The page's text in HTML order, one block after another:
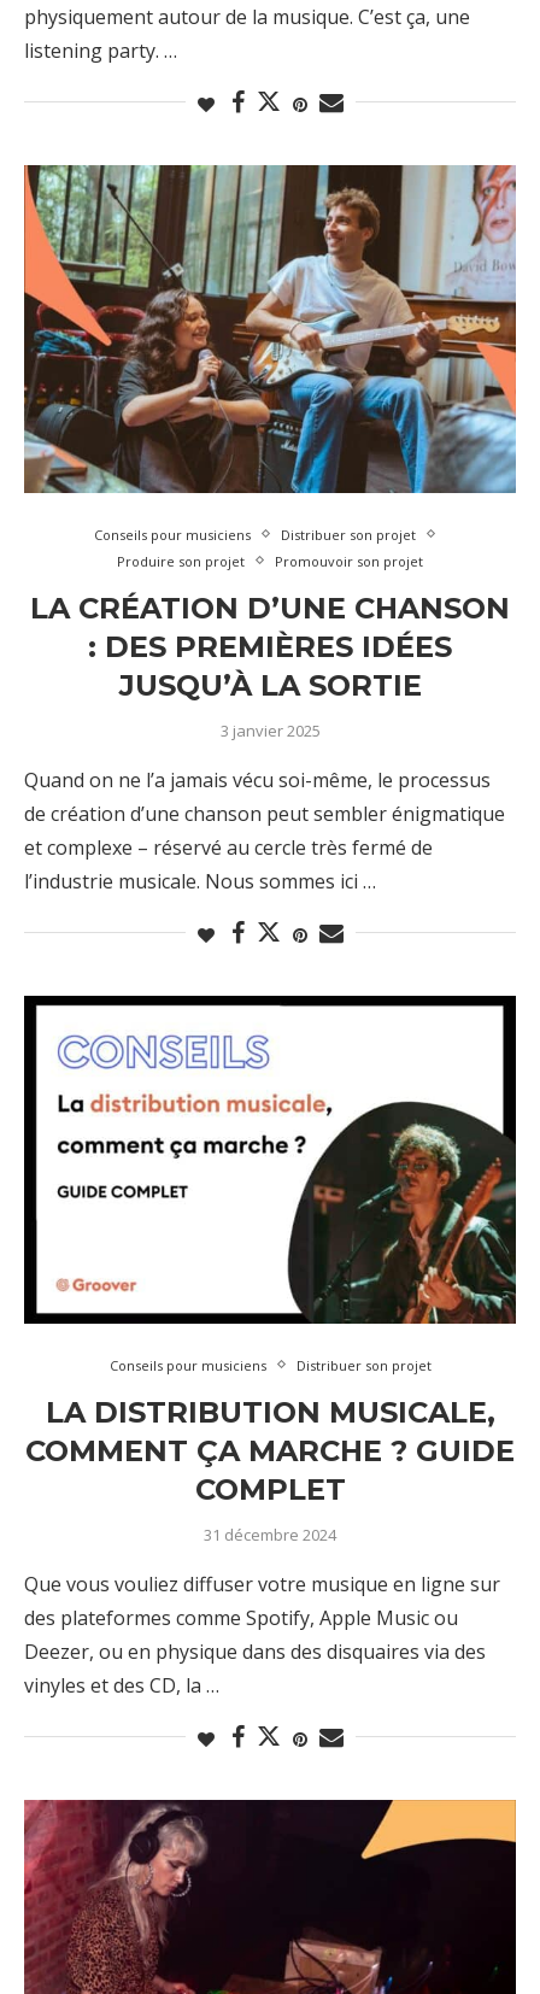
physiquement autour de la musique. C’est ça, une
listening party. …
Conseils pour musiciens
Distribuer son projet
Produire son projet
Promouvoir son projet
LA CRÉATION D’UNE CHANSON
: DES PREMIÈRES IDÉES
JUSQU’À LA SORTIE
3 janvier 2025
Quand on ne l’a jamais vécu soi-même, le processus
de création d’une chanson peut sembler énigmatique
et complexe – réservé au cercle très fermé de
l’industrie musicale. Nous sommes ici …
Conseils pour musiciens Distribuer son projet
LA DISTRIBUTION MUSICALE,
COMMENT ÇA MARCHE ? GUIDE
COMPLET
31 décembre 2024
Que vous vouliez diffuser votre musique en ligne sur
des plateformes comme Spotify, Apple Music ou
Deezer, ou en physique dans des disquaires via des
vinyles et des CD, la …